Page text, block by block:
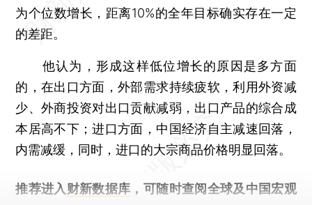
为个位数增长，距离10%的全年目标确实存在一定
的差距。
他认为，形成这样低位增长的原因是多方面
的，在出口方面，外部需求持续疲软，利用外资减
少、外商投资对出口贡献减弱，出口产品的综合成
本居高不下；进口方面，中国经济自主减速回落，
内需减缓，同时，进口的大宗商品价格明显回落。
推荐进入 财新数据库 ，可随时查阅全球及中国宏观